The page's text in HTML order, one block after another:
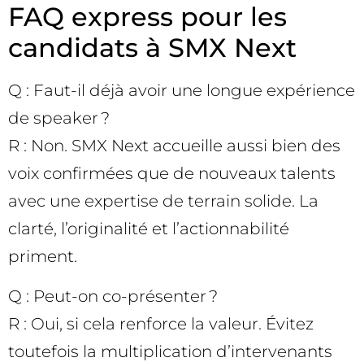
FAQ express pour les
candidats à SMX Next
Q : Faut-il déjà avoir une longue expérience
de speaker ?
R : Non. SMX Next accueille aussi bien des
voix confirmées que de nouveaux talents
avec une expertise de terrain solide. La
clarté, l’originalité et l’actionnabilité
priment.
Q : Peut-on co-présenter ?
R : Oui, si cela renforce la valeur. Évitez
toutefois la multiplication d’intervenants